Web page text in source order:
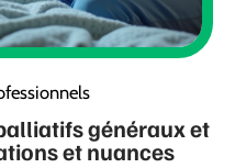
généraux et
et nuances